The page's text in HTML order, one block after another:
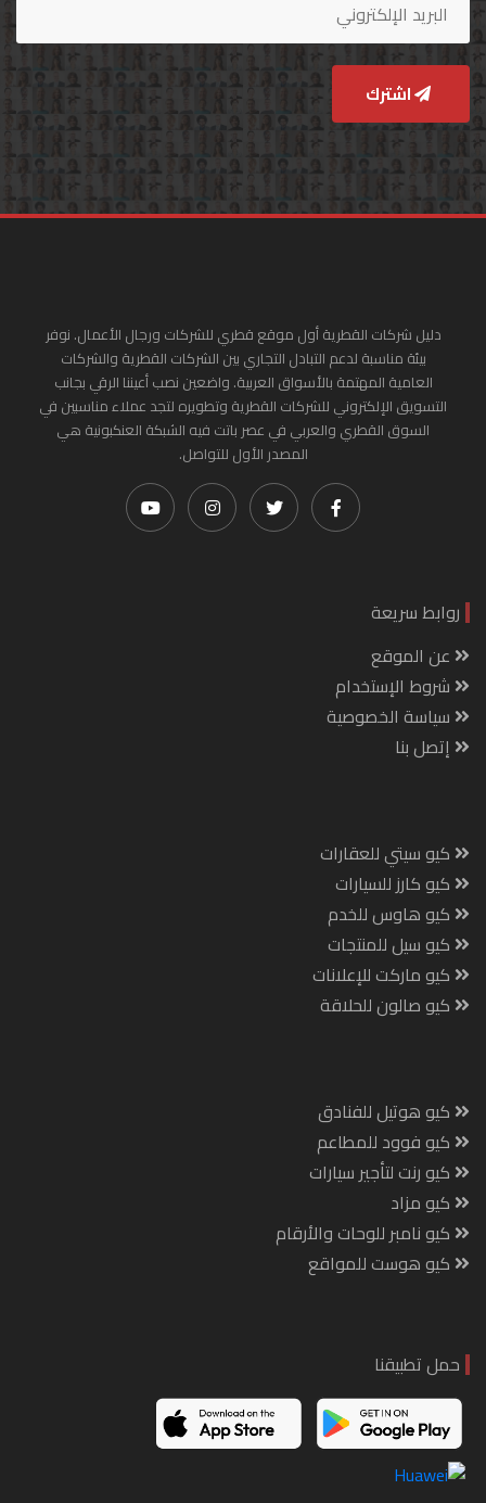
اشترك
دليل شركات القطرية أول موقع قطري للشركات ورجال الأعمال. نوفر
بيئة مناسبة لدعم التبادل التجاري بين الشركات القطرية والشركات
العامية المهتمة بالأسواق العربية. واضعين نصب أعيننا الرقي بجانب
التسويق الإلكتروني للشركات القطرية وتطويره لتجد عملاء مناسبين في
السوق القطري والعربي في عصر باتت فيه الشبكة العنكبونية هي
المصدر الأول للتواصل.
روابط سريعة
عن الموقع
شروط الإستخدام
سياسة الخصوصية
إتصل بنا
كيو سيتي للعقارات
كيو كارز للسيارات
كيو هاوس للخدم
كيو سيل للمنتجات
كيو ماركت للإعلانات
كيو صالون للحلاقة
كيو هوتيل للفنادق
كيو فوود للمطاعم
كيو رنت لتأجير سيارات
كيو مزاد
كيو نامبر للوحات والأرقام
كيو هوست للمواقع
حمل تطبيقنا